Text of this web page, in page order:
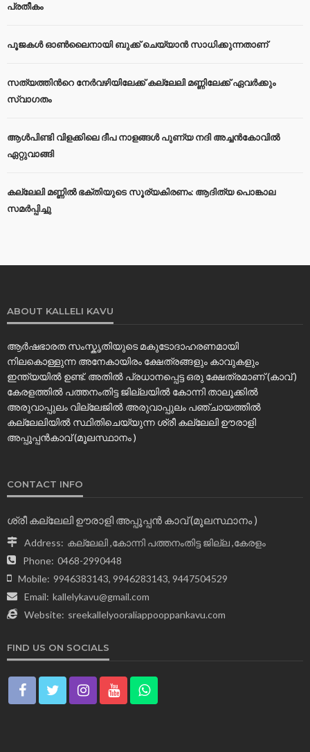
പ്രതീകം
പൂജകൾ ഓൺലൈനായി ബുക്ക് ചെയ്യാൻ സാധിക്കുന്നതാണ്
സത്യത്തിന്‍റെ നേര്‍വഴിയിലേക്ക് കല്ലേലി മണ്ണിലേക്ക് ഏവർക്കും
സ്വാഗതം
ആൾപിണ്ടി വിളക്കിലെ ദീപ നാളങ്ങൾ പുണ്യ നദി അച്ചൻകോവിൽ
ഏറ്റുവാങ്ങി
കല്ലേലി മണ്ണില്‍ ഭക്തിയുടെ സൂര്യകിരണം: ആദിത്യ പൊങ്കാല
സമര്‍പ്പിച്ചു
ABOUT KALLELI KAVU
ആർഷഭാരത സംസ്കൃതിയുടെ മകുടോദാഹരണമായി
നിലകൊള്ളുന്ന അനേകായിരം ക്ഷേത്രങ്ങളും കാവുകളും
ഇന്ത്യയിൽ ഉണ്ട്. അതിൽ പ്രധാനപ്പെട്ട ഒരു ക്ഷേത്രമാണ് (കാവ് )
കേരളത്തിൽ പത്തനംതിട്ട ജില്ലയിൽ കോന്നി താലൂക്കിൽ
അരുവാപ്പുലം വില്ലേജിൽ അരുവാപ്പുലം പഞ്ചായത്തിൽ
കല്ലേലിയില്‍ സ്ഥിതിചെയ്യുന്ന ശ്രീ കല്ലേലി ഊരാളി
അപ്പൂപ്പൻകാവ് (മൂലസ്ഥാനം )
CONTACT INFO
ശ്രീ കല്ലേലി ഊരാളി അപ്പൂപ്പന്‍ കാവ് (മൂലസ്ഥാനം )
Address: കല്ലേലി ,കോന്നി പത്തനംതിട്ട ജില്ല ,കേരളം
Phone: 0468-2990448
Mobile: 9946383143, 9946283143, 9447504529
Email: kallelykavu@gmail.com
Website: sreekallelyooraliappooppankavu.com
FIND US ON SOCIALS